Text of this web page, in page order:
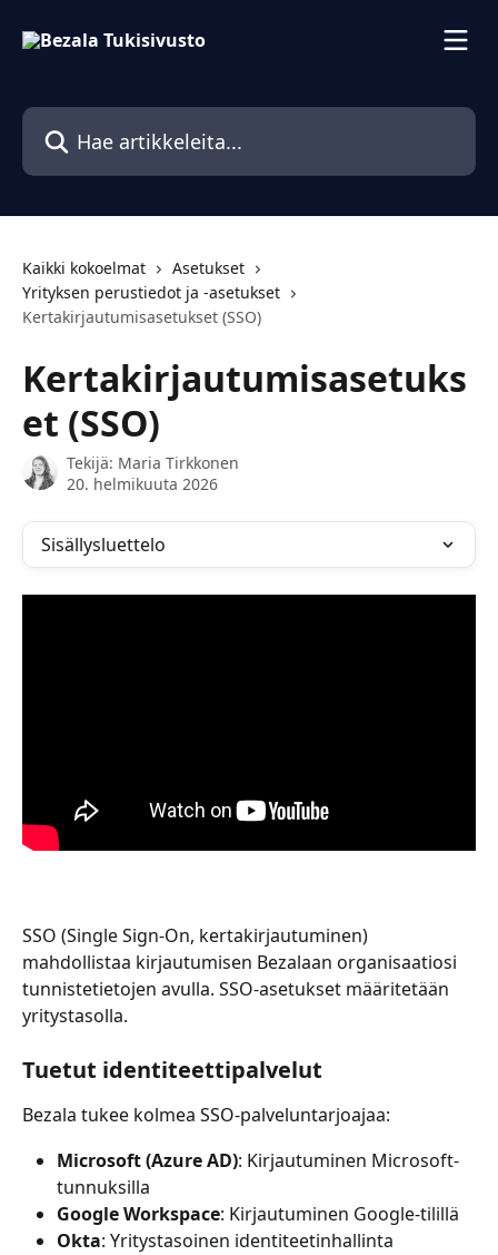
Hae artikkeleita...
Kaikki kokoelmat
Asetukset
Yrityksen perustiedot ja -asetukset
Kertakirjautumisasetukset (SSO)
Kertakirjautumisasetuks
et (SSO)
Tekijä: Maria Tirkkonen
20. helmikuuta 2026
Sisällysluettelo
SSO (Single Sign-On, kertakirjautuminen)
mahdollistaa kirjautumisen Bezalaan organisaatiosi
tunnistetietojen avulla. SSO-asetukset määritetään
yritystasolla.
Tuetut identiteettipalvelut
Bezala tukee kolmea SSO-palveluntarjoajaa:
Microsoft (Azure AD): Kirjautuminen Microsoft-
tunnuksilla
Google Workspace: Kirjautuminen Google-tilillä
Okta: Yritystasoinen identiteetinhallinta